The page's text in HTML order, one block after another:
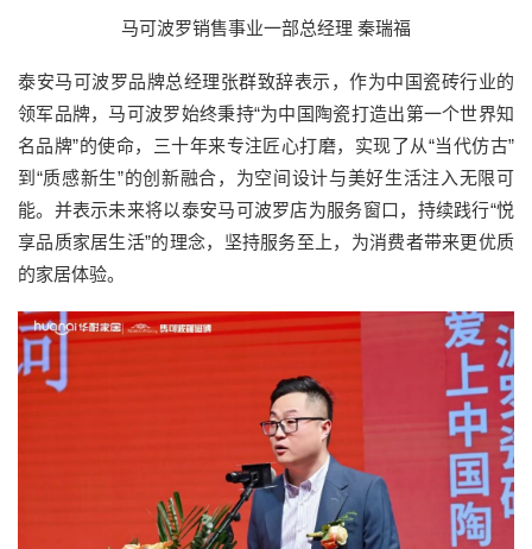
马可波罗销售事业一部总经理 秦瑞福
泰安马可波罗品牌总经理张群致辞表示，作为中国瓷砖行业的
领军品牌，马可波罗始终秉持“为中国陶瓷打造出第一个世界知
名品牌”的使命，三十年来专注匠心打磨，实现了从“当代仿古”
到“质感新生”的创新融合，为空间设计与美好生活注入无限可
能。并表示未来将以泰安马可波罗店为服务窗口，持续践行“悦
享品质家居生活”的理念，坚持服务至上，为消费者带来更优质
的家居体验。